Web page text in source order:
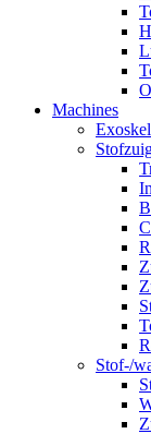
Machines
Stof-/